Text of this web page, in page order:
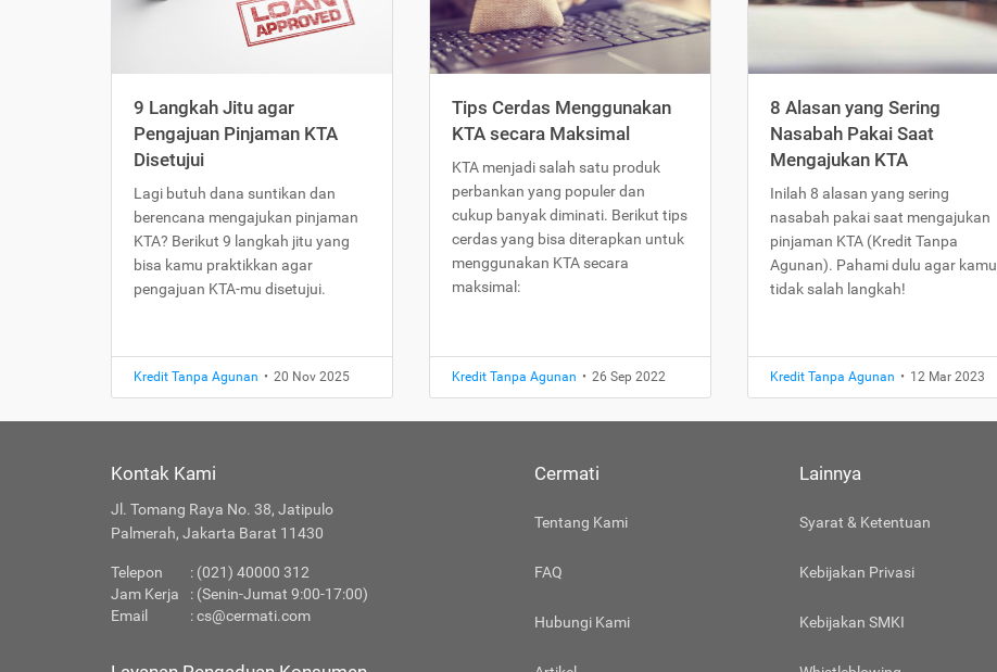
9 Langkah Jitu agar
Pengajuan Pinjaman KTA
Disetujui
Lagi butuh dana suntikan dan
berencana mengajukan pinjaman
KTA? Berikut 9 langkah jitu yang
bisa kamu praktikkan agar
pengajuan KTA-mu disetujui.
Kredit Tanpa Agunan • 20 Nov 2025
Tips Cerdas Menggunakan
KTA secara Maksimal
KTA menjadi salah satu produk
perbankan yang populer dan
cukup banyak diminati. Berikut tips
cerdas yang bisa diterapkan untuk
menggunakan KTA secara
maksimal:
Kredit Tanpa Agunan • 26 Sep 2022
8 Alasan yang Sering
Nasabah Pakai Saat
Mengajukan KTA
Inilah 8 alasan yang sering
nasabah pakai saat mengajukan
pinjaman KTA (Kredit Tanpa
Agunan). Pahami dulu agar kamu
tidak salah langkah!
Kredit Tanpa Agunan • 12 Mar 2023
Kontak Kami
Jl. Tomang Raya No. 38, Jatipulo
Palmerah, Jakarta Barat 11430
Telepon
: (021) 40000 312
Jam Kerja
: (Senin-Jumat 9:00-17:00)
Email
:cs@cermati.com
Cermati
Tentang Kami
FAQ
Hubungi Kami
Lainnya
Syarat & Ketentuan
Kebijakan Privasi
Kebijakan SMKI